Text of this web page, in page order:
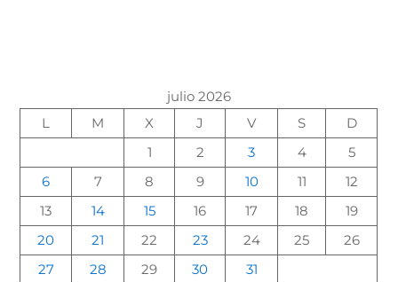
julio 2026
L
M X J V S
D
1
2 3 4
5
6
7 8 9 10 11
12
13
14 15 16 17 18
19
20
21 22 23 24 25
26
27
28 29 30
31